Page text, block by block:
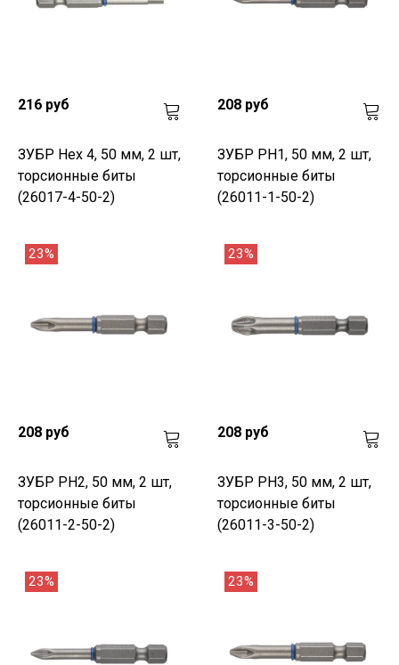
216 руб
ЗУБР Hex 4, 50 мм, 2 шт,
торсионные биты
(26017-4-50-2)
208 руб
ЗУБР PH1, 50 мм, 2 шт,
торсионные биты
(26011-1-50-2)
23%
208 руб
ЗУБР PH2, 50 мм, 2 шт,
торсионные биты
(26011-2-50-2)
23%
208 руб
ЗУБР PH3, 50 мм, 2 шт,
торсионные биты
(26011-3-50-2)
23% 23%